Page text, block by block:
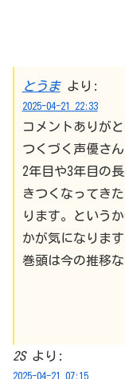
とうま より:
2025-04-21 22:33
コメントありが
つくづく声優さ
2年目や3年目の
きつくなってき
ります。という
かが気になりま
巻頭は今の推移
2S より:
2025-04-21 07:15